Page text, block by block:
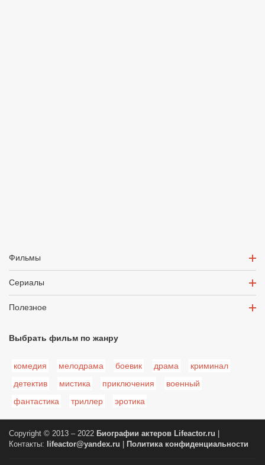
Фильмы
Сериалы
Полезное
Выбрать фильм по жанру
комедия мелодрама боевик драма
криминал
детектив
мистика приключения
военный
фантастика
триллер эротика
Copyright © 2013 – 2022 Биографии актеров Lifeactor.ru
Контакты:
lifeactor@yandex.ru Политика конфиденциальности